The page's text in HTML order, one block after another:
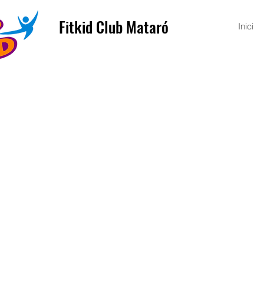
Inici
Fitkid Club Mataró